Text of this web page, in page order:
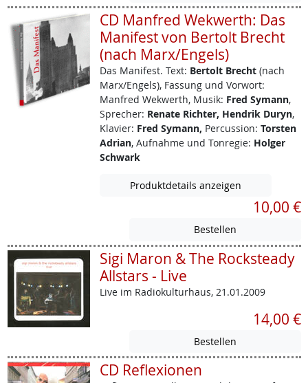
CD Manfred Wekwerth: Das
Manifest von Bertolt Brecht
(nach Marx/Engels)
Das Manifest. Text: Bertolt Brecht(nach
Marx/Engels), Fassung und Vorwort:
Manfred Wekwerth, Musik: Fred Symann,
Sprecher: Renate Richter, Hendrik Duryn,
Klavier: Fred Symann, Percussion: Torsten
Adrian, Aufnahme und Tonregie: Holger
Schwark
Produktdetails anzeigen
10,00 €
Sigi Maron & The Rocksteady
Allstars - Live
Live im Radiokulturhaus, 21.01.2009
14,00 €
CD Reflexionen